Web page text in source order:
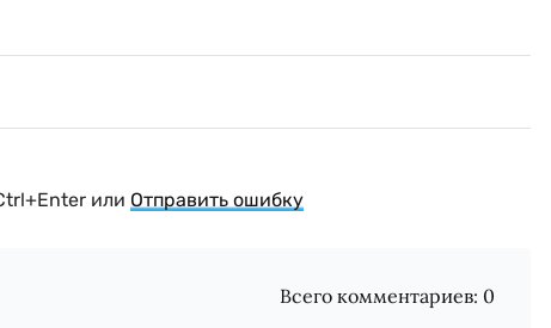
или Отправить ошибку
Всего комментариев: 0